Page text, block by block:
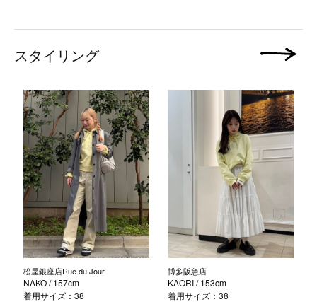
スタイリング
松屋銀座店Rue du Jour
NAKO/ 157cm
着用サイズ：38
博多阪急店
KAORI/ 153cm
着用サイズ：38
次の画像